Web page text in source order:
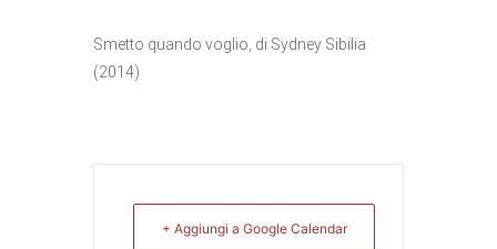
Smetto quando voglio, di Sydney Sibilia
(2014)
+ Aggiungi a Google Calendar